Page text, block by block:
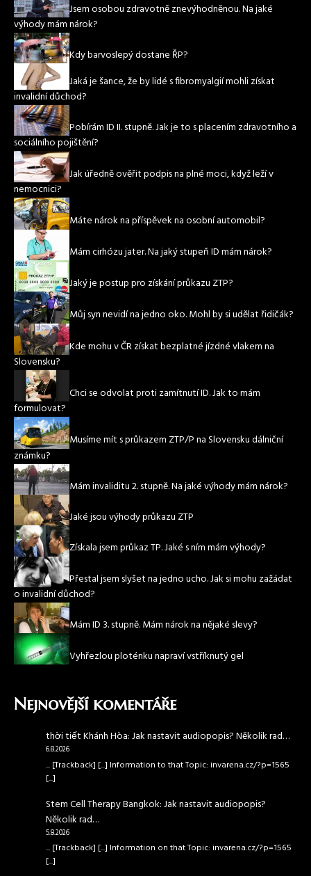
Jsem osobou zdravotně znevýhodněnou. Na jaké
výhody mám nárok?
Kdy barvoslepý dostane ŘP?
Jaká je šance, že by lidé s fibromyalgií mohli získat
invalidní důchod?
Pobírám ID II. stupně. Jak je to s placením zdravotního a
sociálního pojištění?
Jak úředně ověřit podpis na plné moci, když leží v
nemocnici?
Máte nárok na příspěvek na osobní automobil?
Mám cirhózu jater. Na jaký stupeň ID mám nárok?
Jaký je postup pro získání průkazu ZTP?
Můj syn nevidí na jedno oko. Mohl by si udělat řidičák?
Kde mohu v ČR získat bezplatné jízdné vlakem na
Slovensku?
Chci se odvolat proti zamítnutí ID. Jak to mám
formulovat?
Musíme mít s průkazem ZTP/P na Slovensku dálniční
známku?
Mám invaliditu 2. stupně. Na jaké výhody mám nárok?
Jaké jsou výhody průkazu ZTP
Získala jsem průkaz TP. Jaké s ním mám výhody?
Přestal jsem slyšet na jedno ucho. Jak si mohu zažádat
o invalidní důchod?
Mám ID 3. stupně. Mám nárok na nějaké slevy?
Vyhřezlou ploténku napraví vstříknutý gel
Nejnovější komentáře
thời tiết Khánh Hòa:Jak nastavit audiopopis? Několik rad…
6.8.2026
... [Trackback] [...] Information to that Topic: invarena.cz/?p=1565
[...]
Stem Cell Therapy Bangkok:Jak nastavit audiopopis?
Několik rad…
5.8.2026
... [Trackback] [...] Information on that Topic: invarena.cz/?p=1565
[...]